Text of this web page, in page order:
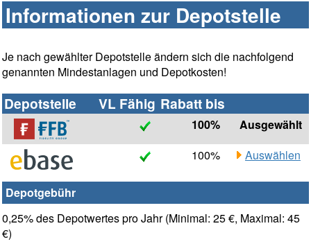
Informationen zur Depotstelle
Je nach gewählter Depotstelle ändern sich die nachfolgend
genannten Mindestanlagen und Depotkosten!
Depotstelle VL Fähig Rabatt bis
100%
Ausgewählt
100%
Auswählen
Depotgebühr
0,25% des Depotwertes pro Jahr (Minimal: 25 €, Maximal: 45
€)